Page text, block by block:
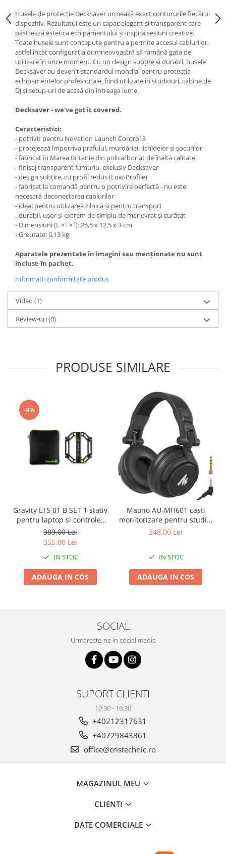
Husele de protecție Decksaver urmează exact contururile fiecărui
dispozitiv. Rezultatul este un capac elegant și transparent care
păstrează estetica echipamentului și inspiră sesiuni creative.
Toate husele sunt concepute pentru a permite accesul cablurilor,
astfel încât configurația dumneavoastră să rămână gata de
utilizare în orice moment. Cu un design subțire și durabil, husele
Decksaver au devenit standardul mondial pentru protecția
echipamentelor profesionale, fiind utilizate în studiouri, cabine de
DJ și setup-uri de acasă din întreaga lume.
Decksaver - we've got it covered.
Caracteristici:
- potrivit pentru Novation Launch Control 3
- protejează împotriva prafului, murdăriei, lichidelor și șocurilor
- fabricat în Marea Britanie din policarbonat de înaltă calitate
- finisaj transparent fumuriu, exclusiv Decksaver
- design subțire, cu profil redus (Low-Profile)
- fabricat la comandă pentru o potrivire perfectă - nu este
necesară deconectarea cablurilor
- ideal pentru utilizarea zilnică și pentru transport
- durabil, ușor și extrem de simplu de manevrat și curățat
- Dimensiuni (L × l × î): 25,5 x 12,5 x 3 cm
- Greutate: 0,13 kg
Aparatele prezentate în imagini sau menționate nu sunt
incluse în pachet.
Informatii conformitate produs
Video (1)
Review-uri(0)
PRODUSE SIMILARE
-9%
Gravity LTS 01 B SET 1 stativ
pentru laptop si controler
midi
389,00 Lei
355,00 Lei
IN STOC
ADAUGA IN COS
Maono AU-MH601 casti
monitorizare pentru studio,
podcast si DJ
248,00 Lei
IN STOC
ADAUGA IN COS
SOCIAL
Urmareste-ne in social media
SUPORT CLIENTI
10:30 - 16:30
+40212317631
+40729843861
office@cristechnic.ro
MAGAZINUL MEU
CLIENTI
DATE COMERCIALE